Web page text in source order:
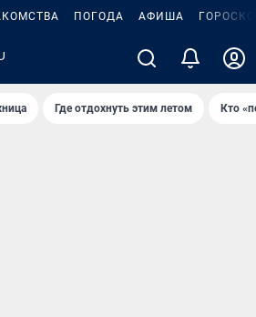
ПОГОДА АФИША
Где отдохнуть этим летом Кто